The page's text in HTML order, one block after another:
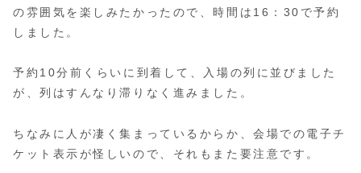
の雰囲気を楽しみたかったので、時間は16：30で予約
しました。
予約10分前くらいに到着して、入場の列に並びました
が、列はすんなり滞りなく進みました。
ちなみに人が凄く集まっているからか、会場での電子チ
ケット表示が怪しいので、それもまた要注意です。